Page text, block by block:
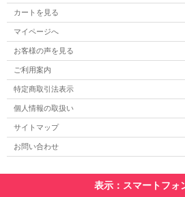
カートを見る
マイページへ
お客様の声を見る
ご利用案内
特定商取引法表示
個人情報の取扱い
サイトマップ
お問い合わせ
表示：スマートフォ